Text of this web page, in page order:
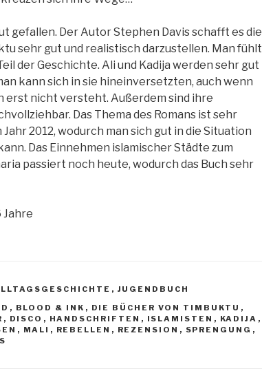
gefallen. Der Autor Stephen Davis schafft es die
sehr gut und realistisch darzustellen. Man fühlt
der Geschichte. Ali und Kadija werden sehr gut
kann sich in sie hineinversetzten, auch wenn
erst nicht versteht. Außerdem sind ihre
Das Thema des Romans ist sehr
2012, wodurch man sich gut in die Situation
Das Einnehmen islamischer Städte zum
passiert noch heute, wodurch das Buch sehr
Jahre
, JUGENDBUCH
, BLOOD & INK , DIE BÜCHER VON TIMBUKTU ,
, DISCO , HANDSCHRIFTEN , ISLAMISTEN , KADIJA ,
, MALI , REBELLEN , REZENSION , SPRENGUNG ,